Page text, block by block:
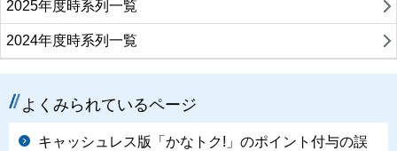
2025年度時系列一覧
2024年度時系列一覧
よくみられているページ
キャッシュレス版「かなトク!」のポイント付与の誤